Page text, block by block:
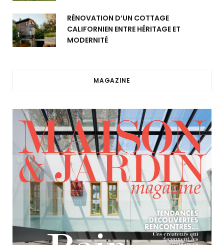
RÉNOVATION D’UN COTTAGE
CALIFORNIEN ENTRE HÉRITAGE ET
MODERNITÉ
MAGAZINE